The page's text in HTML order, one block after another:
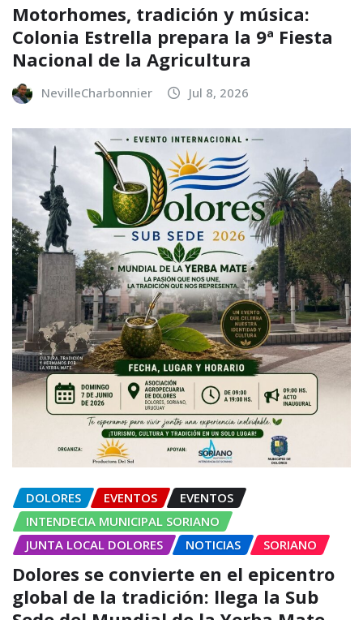
Motorhomes, tradición y música:
Colonia Estrella prepara la 9ª Fiesta
Nacional de la Agricultura
NevilleCharbonnier Jul 8, 2026
DOLORES EVENTOS
EVENTOS
INTENDECIA MUNICIPAL SORIANO
JUNTA LOCAL DOLORES
NOTICIAS SORIANO
Dolores se convierte en el epicentro
global de la tradición: llega la Sub